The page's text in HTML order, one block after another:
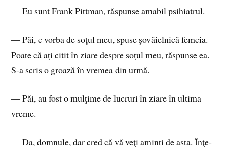
— Eu sunt Frank Pit­tman, răs­pun­se ama­bil psi­hia­trul.
— Păi, e vor­ba de so­ţul meu, spu­se şo­vă­iel­ni­că fe­me­ia.
Poa­te că aţi ci­tit în zia­re de­spre so­ţul meu, răs­pun­se ea.
S-a scris o groa­ză în vre­mea din urmă.
— Păi, au fost o mul­ţi­me de lu­cruri în zia­re în ul­ti­ma
vre­me.
— Da, dom­nu­le, dar cred că vă veţi aminti de asta. În­ţe­